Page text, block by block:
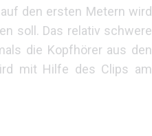
den ersten Metern wird
soll. Das relativ schwere
die Kopfhörer aus den
mit Hilfe des Clips am